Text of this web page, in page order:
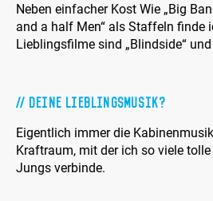
Neben einfacher Kost Wie „Big
and a half Men“ als Staffeln finde
Lieblingsfilme sind „Blindside“ und
Deine Lieblingsmusik?
Eigentlich immer die
Kraftraum, mit der ich so viele
Jungs verbinde.